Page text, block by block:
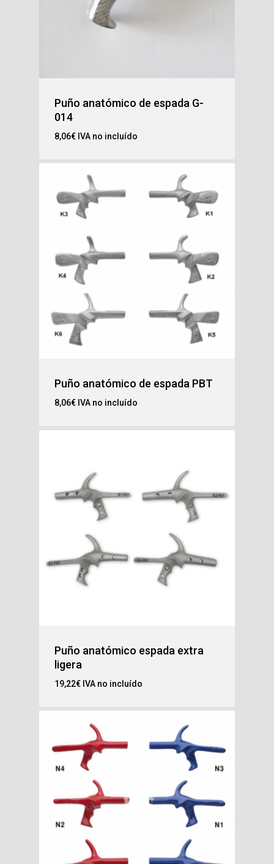
Puño anatómico de espada G-
014
8,06€ IVA no incluído
Puño anatómico de espada PBT
8,06€ IVA no incluído
Puño anatómico espada extra
ligera
19,22€ IVA no incluído